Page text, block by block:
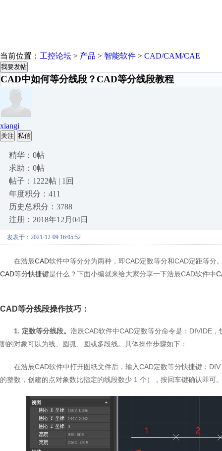
当前位置： 工控论坛 > 产品 > 智能软件 > CAD/CAM/CAE
我要发帖
CAD中如何等分线段？CAD等分线段教程
xiangi
关注 私信
精华：0帖
求助：0帖
帖子：1222帖 | 1回
年度积分：411
历史总积分：3788
注册：2018年12月04日
发表于：2021-12-09 16:05:52
在浩辰CAD软件中等分分为两种，即CAD定数等分和CAD定距等
CAD等分快捷键是什么？下面小编就来给大家分享一下浩辰CAD软件中
CAD等分线段操作技巧：
1. 定数等分线段。 浩辰CAD软件中CAD定数等分命令是：DIVIDE
割的对象可以为线、圆弧、圆或多段线。具体操作步骤如下：
在浩辰CAD软件中打开图纸文件后，输入CAD定数等分快捷键：
的整数，创建的点对象数比指定的线段数少 1 个），按回车键确认即可